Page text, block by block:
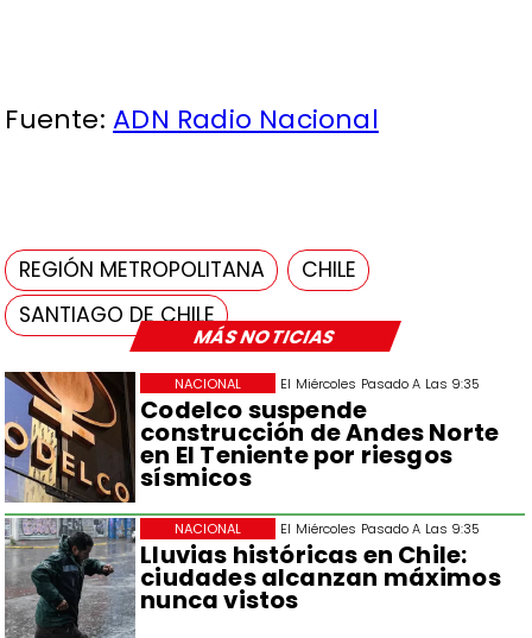
MÁS NOTICIAS
El Miércoles Pasado A Las 9:35
Codelco suspende
construcción de Andes Norte
en El Teniente por riesgos
sísmicos
NACIONAL
El Miércoles Pasado A Las 9:35
Lluvias históricas en Chile:
ciudades alcanzan máximos
nunca vistos
NACIONAL
Fuente:ADN Radio Nacional
REGIÓN METROPOLITANA
CHILE
SANTIAGO DE CHILE